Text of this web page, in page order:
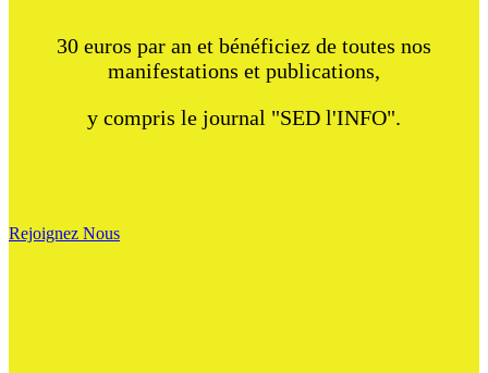
30 euros par an et bénéficiez de toutes nos
manifestations et publications,
y compris le journal "SED l'INFO".
Rejoignez Nous